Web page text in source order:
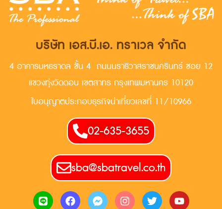
บริษัท เอส.บี.เอ. ทราเวล จำกัด
4 อาคารมหธราดล ชั้น 4 ถนนนราธิวาสราชนครินทร์ ซอย 12
แขวงทุ่งวัดดอน เขตสาทร กรุงเทพมหานคร 10120
ใบอนุญาตประกอบธุรกิจน่าเที่ยวเลขที่ 11/10966
02-635-3655
sba@sbatravel.co.th